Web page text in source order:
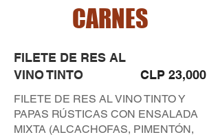
CARNES
FILETE DE RES AL
VINO TINTO
FILETE DE RES AL VINO TINTO Y
PAPAS RÚSTICAS CON ENSALADA
MIXTA (ALCACHOFAS, PIMENTÓN,
CLP 23,000